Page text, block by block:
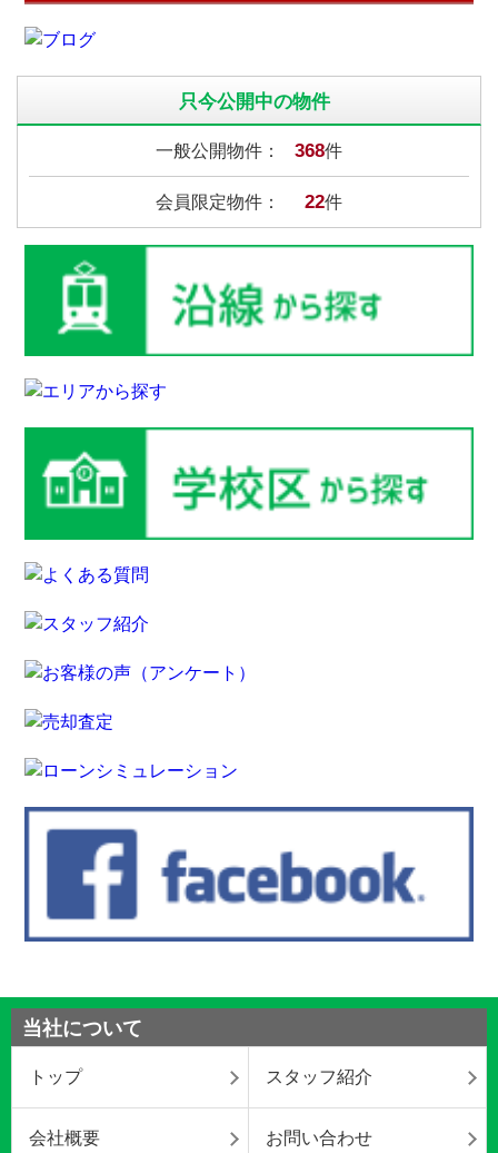
只今公開中の物件
一般公開物件： 368件
会員限定物件： 22件
当社について
トップ スタッフ紹介
会社概要 お問い合わせ